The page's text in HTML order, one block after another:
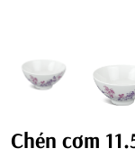
Chén cơm